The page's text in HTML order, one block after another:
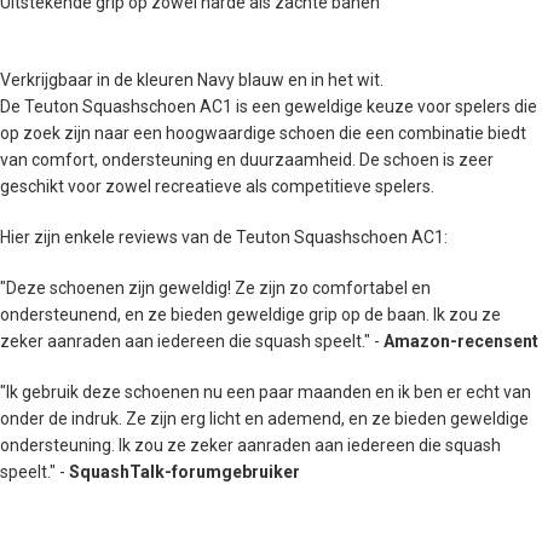
Verkrijgbaar in de kleuren Navy blauw en in het wit.
De Teuton Squashschoen AC1 is een geweldige keuze voor spelers die
op zoek zijn naar een hoogwaardige schoen die een combinatie biedt
van comfort, ondersteuning en duurzaamheid. De schoen is zeer
geschikt voor zowel recreatieve als competitieve spelers.
Hier zijn enkele reviews van de Teuton Squashschoen AC1:
"Deze schoenen zijn geweldig! Ze zijn zo comfortabel en
ondersteunend, en ze bieden geweldige grip op de baan. Ik zou ze
zeker aanraden aan iedereen die squash speelt." - Amazon-recensent
"Ik gebruik deze schoenen nu een paar maanden en ik ben er echt van
onder de indruk. Ze zijn erg licht en ademend, en ze bieden geweldige
ondersteuning. Ik zou ze zeker aanraden aan iedereen die squash
speelt." - SquashTalk-forumgebruiker